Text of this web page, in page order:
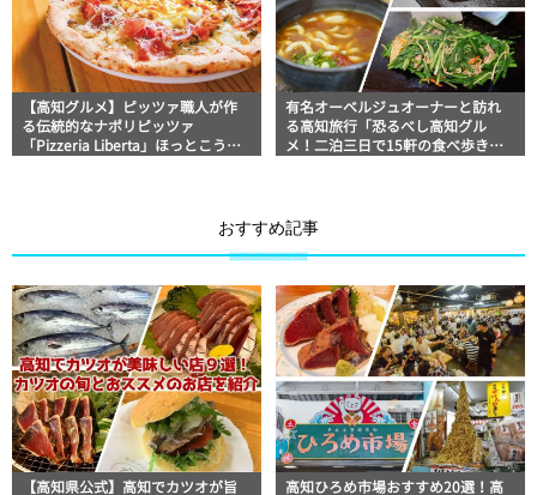
【高知グルメ】ピッツァ職人が作
る伝統的なナポリピッツァ
「Pizzeria Liberta」ほっとこうち
有名オーベルジュオーナーと訪れ
る高知旅行「恐るべし高知グル
メ！二泊三日で15軒の食べ歩き」
おすすめ記事
【高知県公式】高知でカツオが旨
高知ひろめ市場おすすめ20選！高